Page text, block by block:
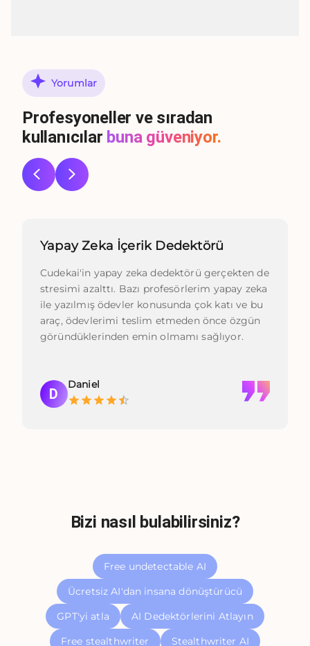
Yorumlar
Profesyoneller ve sıradan
kullanıcılar buna güveniyor.
Yapay Zeka İçerik Dedektörü
Cudekai'in yapay zeka dedektörü gerçekten de
stresimi azalttı. Bazı profesörlerim yapay zeka
ile yazılmış ödevler konusunda çok katı ve bu
araç, ödevlerimi teslim etmeden önce özgün
göründüklerinden emin olmamı sağlıyor.
D
Daniel
Bizi nasıl bulabilirsiniz?
Free undetectable AI
Ücretsiz AI'dan insana dönüştürücü
GPT'yi atla
AI Dedektörlerini Atlayın
Free stealthwriter
Stealthwriter AI